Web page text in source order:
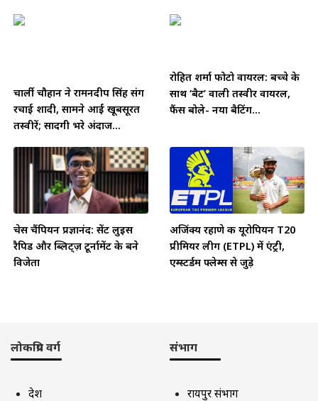
चार्ली चौहान ने रामनदीप सिंह संग
रचाई शादी, सामने आईं खूबसूरत
तस्वीरें; सादगी भरे अंदाज...
रोहित शर्मा फोटो वायरल: बच्चे के
साथ ‘बैट’ वाली तस्वीर वायरल,
फैंस बोले- नया बैटिंग...
चेस चैंपियन प्रज्ञानंद: सेंट लुइस
रैपिड और ब्लिट्ज़ टूर्नामेंट के बने
विजेता
अजिंक्य रहाणे की यूरोपियन T20
प्रीमियर लीग (ETPL) में एंट्री,
एम्स्टर्डम फ्लेम्स से जुड़े
लोकप्रिय वर्ग
देश
संभाग
रायपुर संभाग